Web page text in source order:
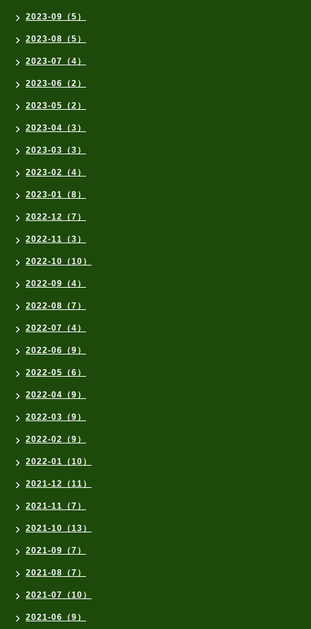
2023-09（5）
2023-08（5）
2023-07（4）
2023-06（2）
2023-05（2）
2023-04（3）
2023-03（3）
2023-02（4）
2023-01（8）
2022-12（7）
2022-11（3）
2022-10（10）
2022-09（4）
2022-08（7）
2022-07（4）
2022-06（9）
2022-05（6）
2022-04（9）
2022-03（9）
2022-02（9）
2022-01（10）
2021-12（11）
2021-11（7）
2021-10（13）
2021-09（7）
2021-08（7）
2021-07（10）
2021-06（9）